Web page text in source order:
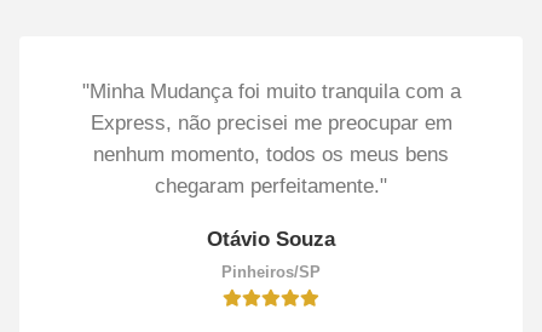
"Minha Mudança foi muito tranquila com a
Express, não precisei me preocupar em
nenhum momento, todos os meus bens
chegaram perfeitamente."
Otávio Souza
Pinheiros/SP